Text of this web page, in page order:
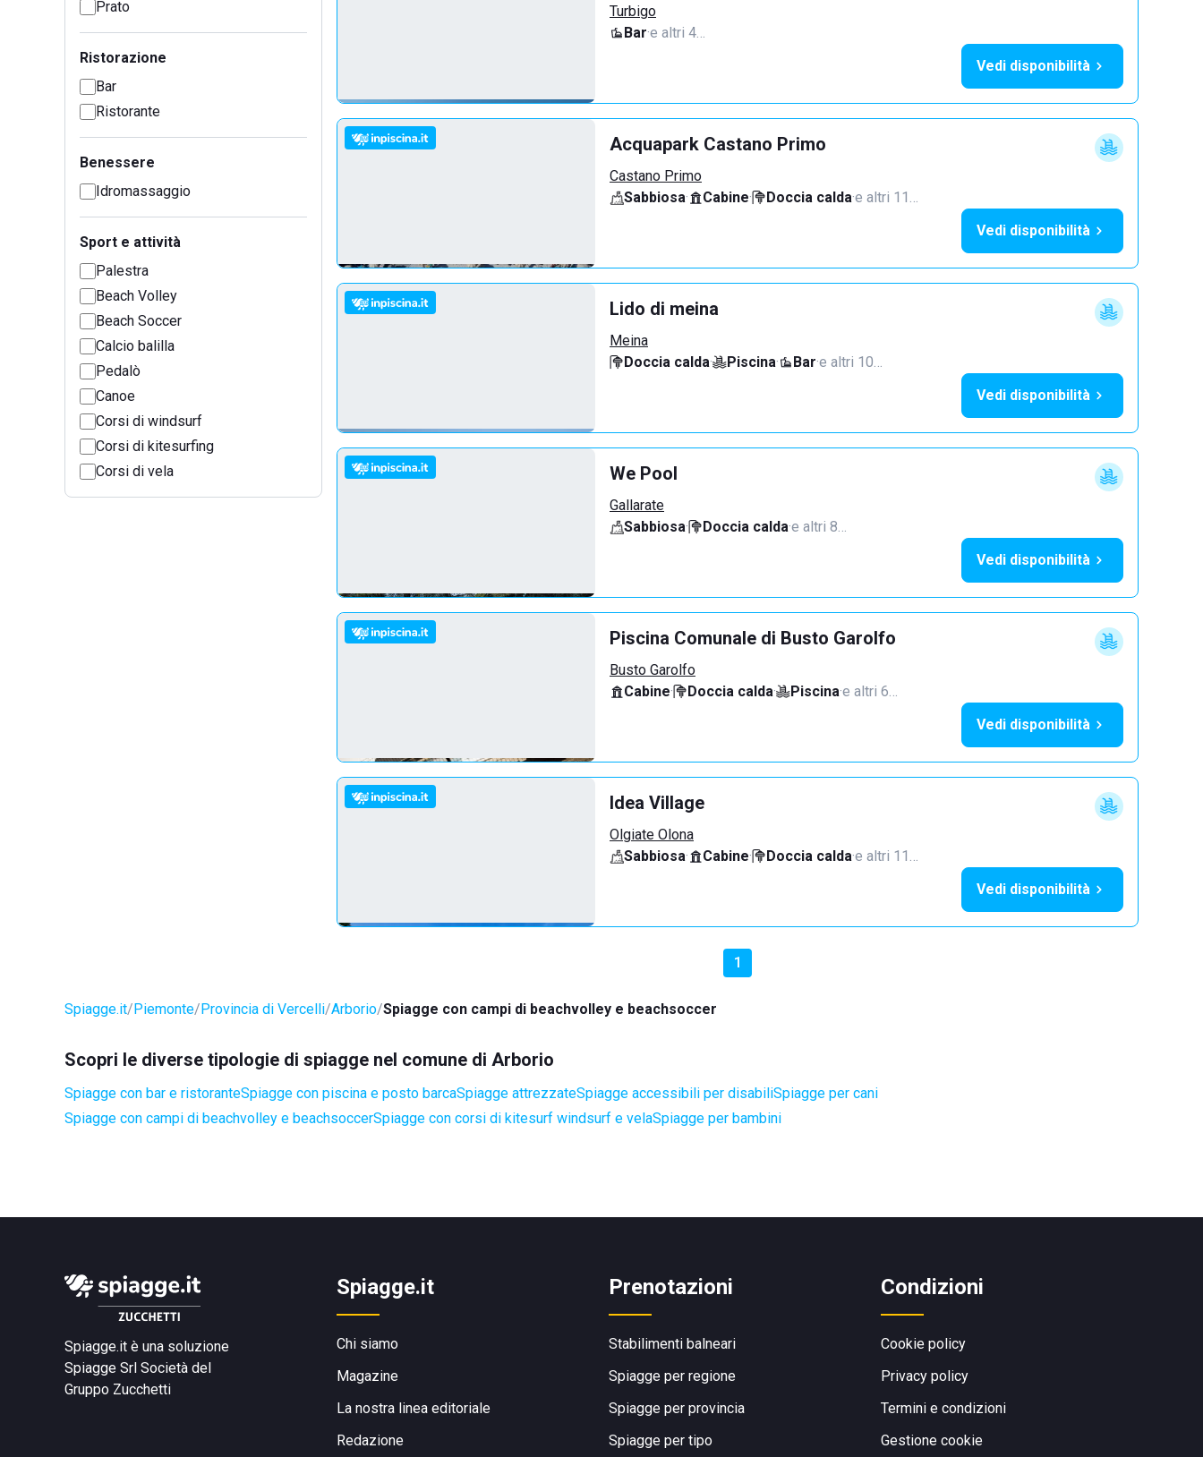
Prato
Ristorazione
Bar
Ristorante
Benessere
Idromassaggio
Sport e attività
Palestra
Beach Volley
Beach Soccer
Calcio balilla
Pedalò
Canoe
Corsi di windsurf
Corsi di kitesurfing
Corsi di vela
Turbigo
Bar·e altri 4…
Vedi disponibilità
Acquapark Castano Primo
Castano Primo
Sabbiosa· Cabine· Doccia calda·e altri 11…
Vedi disponibilità
Lido di meina
Meina
Doccia calda· Piscina· Bar·e altri 10…
Vedi disponibilità
We Pool
Gallarate
Sabbiosa· Doccia calda·e altri 8…
Vedi disponibilità
Piscina Comunale di Busto Garolfo
Busto Garolfo
Cabine· Doccia calda· Piscina·e altri 6…
Vedi disponibilità
Idea Village
Olgiate Olona
Sabbiosa· Cabine· Doccia calda·e altri 11…
Vedi disponibilità
1
Spiagge.it Piemonte Provincia di Vercelli Arborio Spiagge con campi di beachvolley e beachsoccer
Scopri le diverse tipologie di spiagge nel comune di Arborio
Spiagge con bar e ristoranteSpiagge con piscina e posto barcaSpiagge attrezzateSpiagge accessibili per disabiliSpiagge per cani
Spiagge con campi di beachvolley e beachsoccerSpiagge con corsi di kitesurf windsurf e velaSpiagge per bambini
Spiagge.it è una soluzione
Spiagge Srl Società del
Gruppo Zucchetti
Spiagge.it
Chi siamo
Magazine
La nostra linea editoriale
Redazione
Prenotazioni
Stabilimenti balneari
Spiagge per regione
Spiagge per provincia
Spiagge per tipo
Condizioni
Cookie policy
Privacy policy
Termini e condizioni
Gestione cookie